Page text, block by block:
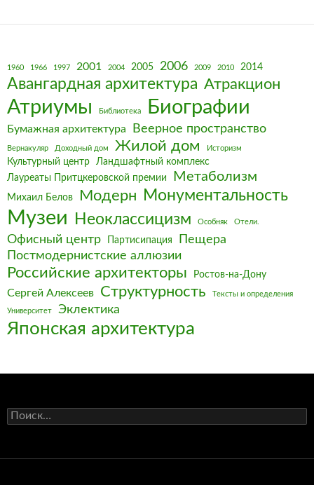
1960 1966 1997 2001 2004 2005 2006 2009 2010 2014
Авангардная архитектура Атракцион
Атриумы Библиотека Биографии
Бумажная архитектура Веерное пространство
Вернакуляр Доходный дом Жилой дом Историзм
Культурный центр
Ландшафтный комплекс
Лауреаты Притцкеровской премии
Метаболизм
Михаил Белов Модерн Монументальность
Музеи Неоклассицизм Особняк Отели.
Офисный центр Партисипация
Пещера
Постмодернистские аллюзии
Российские архитекторы Ростов-на-Дону
Сергей Алексеев Структурность Тексты и определения
Университет Эклектика
Японская архитектура
Найти: